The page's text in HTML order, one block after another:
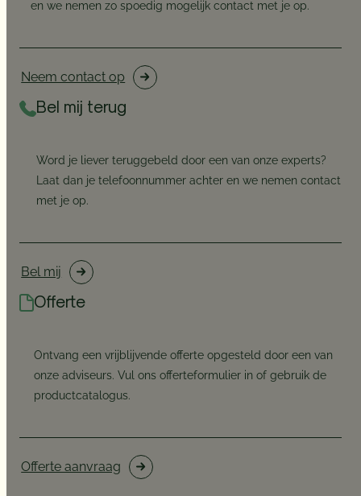
en we nemen zo spoedig mogelijk contact met je op.
Neem contact op
Bel mij terug
Word je liever teruggebeld door een van onze experts?
Laat dan je telefoonnummer achter en we nemen contact
met je op.
Bel mij
Offerte
Ontvang een vrijblijvende offerte opgesteld door een van
onze adviseurs. Vul ons offerteformulier in of gebruik de
productcatalogus.
Offerte aanvraag